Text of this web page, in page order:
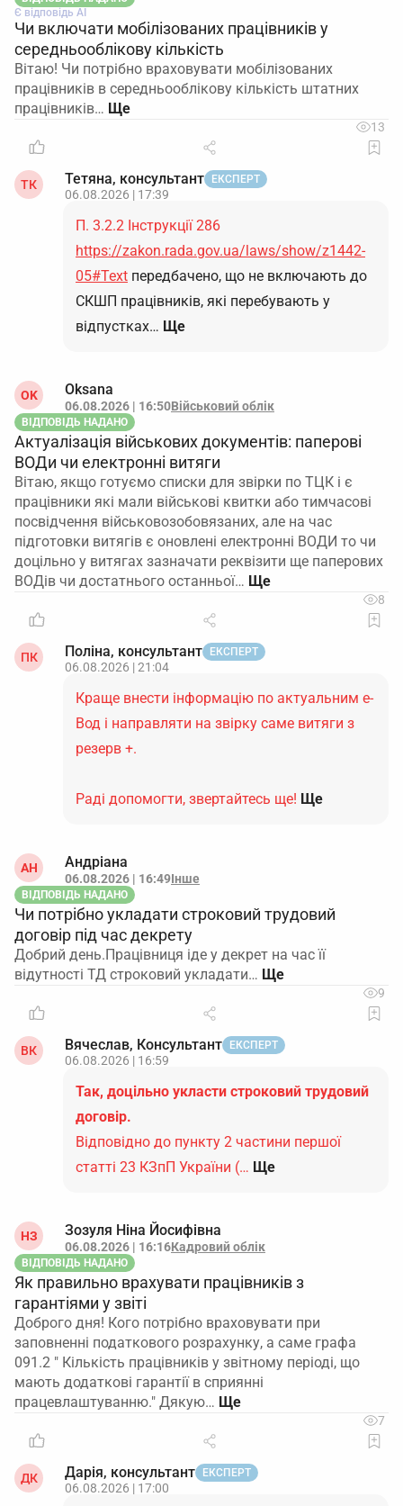
Є відповідь АІ
Чи включати мобілізованих працівників у
середньооблікову кількість
Вітаю! Чи потрібно враховувати мобілізованих
працівників в середньооблікову кількість штатних
працівників…
13
ТК Тетяна, консультант ЕКСПЕРТ
06.08.2026 | 17:39
П. 3.2.2 Інструкції 286
https://zakon.rada.gov.ua/laws/show/z1442-
05#Text передбачено, що не включають до
СКШП працівників, які перебувають у
відпустках… Ще
OK Oksana
06.08.2026 | 16:50Військовий облік
ВІДПОВІДЬ НАДАНО
Актуалізація військових документів: паперові
ВОДи чи електронні витяги
Вітаю, якщо готуємо списки для звірки по ТЦК і є
працівники які мали військові квитки або тимчасові
посвідчення військовозобовязаних, але на час
підготовки витягів є оновлені електронні ВОДИ то чи
доцільно у витягах зазначати реквізити ще паперових
ВОДів чи достатнього останньої…
8
ПК Поліна, консультант ЕКСПЕРТ
06.08.2026 | 21:04
Краще внести інформацію по актуальним е-
Вод і направляти на звірку саме витяги з
резерв +.
Раді допомогти, звертайтесь ще! Ще
АН Андріана
06.08.2026 | 16:49Інше
ВІДПОВІДЬ НАДАНО
Чи потрібно укладати строковий трудовий
договір під час декрету
Добрий день.Працівниця іде у декрет на час її
відутності ТД строковий укладати…
9
ВК Вячеслав, Консультант ЕКСПЕРТ
06.08.2026 | 16:59
Так, доцільно укласти строковий трудовий
договір.
Відповідно до пункту 2 частини першої
статті 23 КЗпП України (… Ще
НЗ Зозуля Ніна Йосифівна
06.08.2026 | 16:16Кадровий облік
ВІДПОВІДЬ НАДАНО
Як правильно врахувати працівників з
гарантіями у звіті
Доброго дня! Кого потрібно враховувати при
заповненні податкового розрахунку, а саме графа
091.2 " Кількість працівників у звітному періоді, що
мають додаткові гарантії в сприянні
працевлаштуванню." Дякую…
7
ДК Дарія, консультант ЕКСПЕРТ
06.08.2026 | 17:00